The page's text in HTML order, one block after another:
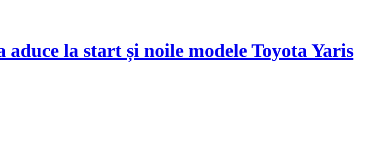
la start și noile modele Toyota Yaris